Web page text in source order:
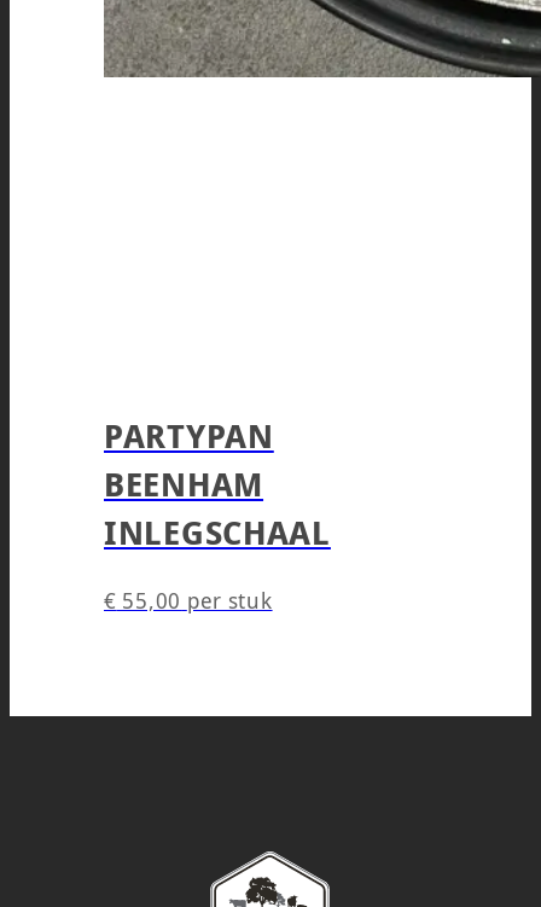
PARTYPAN
BEENHAM
INLEGSCHAAL
€ 55,00 per stuk